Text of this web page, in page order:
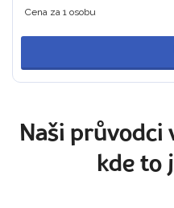
Cena za 1 osobu
Naši průvodci
kde to